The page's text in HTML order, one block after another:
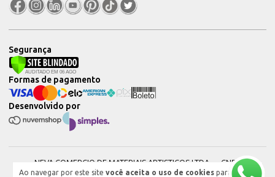
Ao navegar por este site você aceita o uso de cookies para
Segurança
Desenvolvido por
Formas de pagamento
NEVA COMERCIO DE MATERIAIS ARTISTICOS LTDA — CNPJ:
51604544000101 © 2026. Todos os direitos reservados.